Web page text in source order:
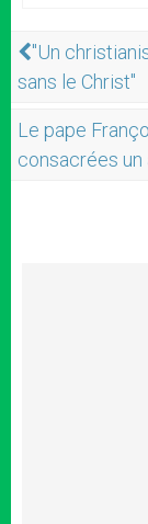
"Un
sans le Christ"
Le pape
consacrées